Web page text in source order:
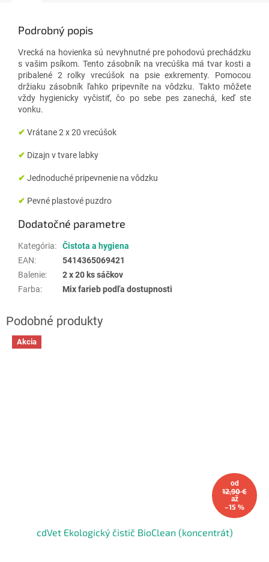
Podrobný popis
Vrecká na hovienka sú nevyhnutné pre pohodovú prechádzku
s vašim psíkom. Tento zásobník na vrecúška má tvar kosti a
pribalené 2 rolky vrecúšok na psie exkrementy. Pomocou
držiaku zásobník ľahko pripevníte na vôdzku. Takto môžete
vždy hygienicky vyčistiť, čo po sebe pes zanechá, keď ste
vonku.
✔ Vrátane 2 x 20 vrecúšok
✔ Dizajn v tvare labky
✔ Jednoduché pripevnenie na vôdzku
✔ Pevné plastové puzdro
Dodatočné parametre
Kategória:
Čistota a hygiena
EAN:
5414365069421
Balenie:
2 x 20 ks sáčkov
Farba: Mix farieb podľa dostupnosti
Akcia
od
12,90 €
až
–15 %
cdVet Ekologický čistič BioClean (koncentrát)